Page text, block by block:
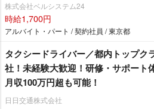
株式会社ベルシステム24
時給1,700円
アルバイト・パート / 契約社員 / 東京都
タクシードライバー／都内トップク
社！未経験大歓迎！研修・サポート
月収100万円超も可能！
日日交通株式会社